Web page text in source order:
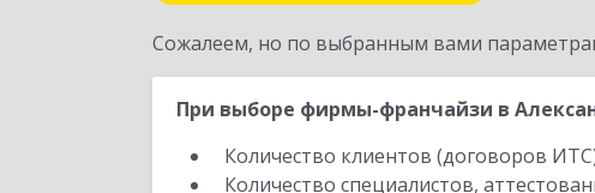
Сожалеем, но по выбранным вами
При выборе фирмы-франчайзи в
Количество клиентов (договоров
Количество специалистов,